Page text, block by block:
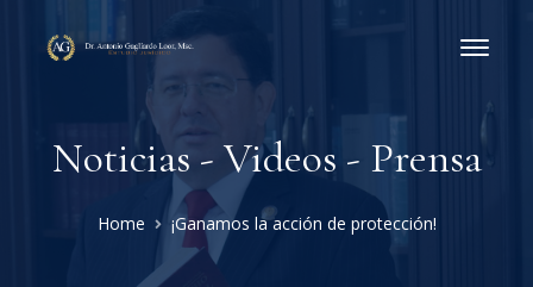
Noticias - Videos - Prensa
Home ¡Ganamos la acción de protección!